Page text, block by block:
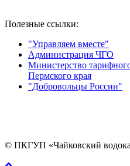
Полезные ссылки:
"Управляем вместе"
Администрация ЧГО
Министерство
Пермского края
"Добровольцы России"
© ПКГУП «Чайковский